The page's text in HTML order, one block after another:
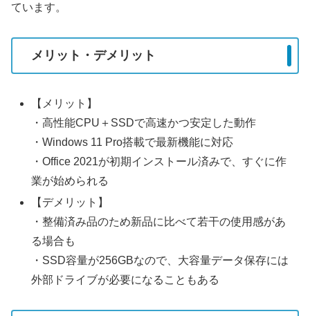
ています。
メリット・デメリット
【メリット】
・高性能CPU＋SSDで高速かつ安定した動作
・Windows 11 Pro搭載で最新機能に対応
・Office 2021が初期インストール済みで、すぐに作
業が始められる
【デメリット】
・整備済み品のため新品に比べて若干の使用感があ
る場合も
・SSD容量が256GBなので、大容量データ保存には
外部ドライブが必要になることもある